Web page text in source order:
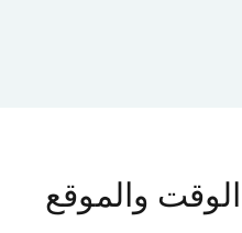
الوقت والموقع